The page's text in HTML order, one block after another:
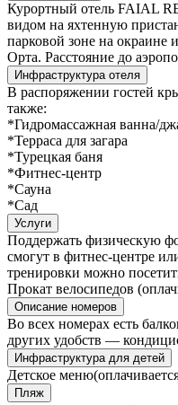
Курортный отель FAIAL
видом на яхтенную
парковой зоне на окраине
Орта. Расстояние до
Инфраструктура отеля
В распоряжении гостей
также:
*Гидромассажная ванна/
*Терраса для загара
*Турецкая баня
*Фитнес-центр
*Сауна
*Сад
Услуги
Поддержать физическую
смогут в фитнес-центре
тренировки можно
Прокат велосипедов
Описание номеров
Во всех номерах есть
других удобств —
Инфраструктура для детей
Детское
Пляж